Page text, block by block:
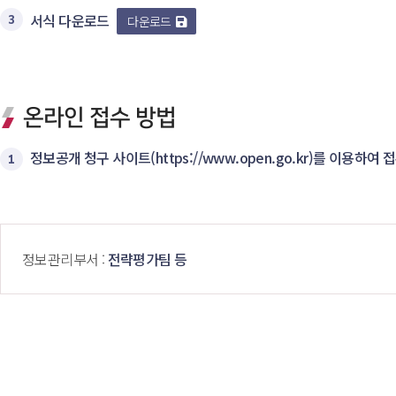
3 서식 다운로드 다운로드
온라인 접수 방법
1 정보공개 청구 사이트(https://www.open.go.kr)를 이용하여
정보관리부서 : 전략평가팀 등